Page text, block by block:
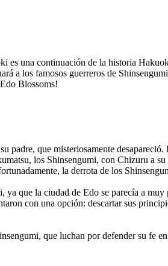
es una continuación de la historia
a los famosos guerreros de
Blossoms!
padre, que misteriosamente
los Shinsengumi, con Chizuru a
la derrota de los
que la ciudad de Edo se parecía a
con una opción: descartar sus
que luchan por defender su fe